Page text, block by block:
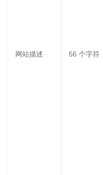
网站描述 56 个字符